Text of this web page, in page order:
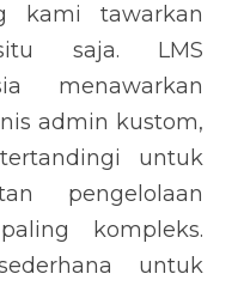
kami tawarkan
saja. LMS
menawarkan
admin kustom,
untuk
pengelolaan
kompleks.
untuk